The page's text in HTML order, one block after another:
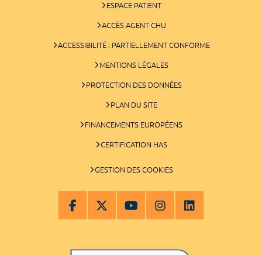
ESPACE PATIENT
ACCÈS AGENT CHU
ACCESSIBILITÉ : PARTIELLEMENT CONFORME
MENTIONS LÉGALES
PROTECTION DES DONNÉES
PLAN DU SITE
FINANCEMENTS EUROPÉENS
CERTIFICATION HAS
GESTION DES COOKIES